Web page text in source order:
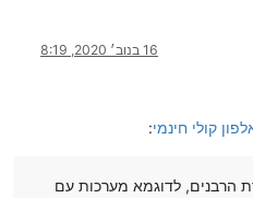
16 בנוב׳ 2020, 8:19
קולי חינמי:
הרבנים, לדוגמא מערכות עם